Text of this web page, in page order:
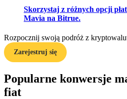
Zarabiać
Skorzystaj z różnych opcji
Mavia na Bitrue.
Rozpocznij swoją podróż z
Zarejestruj się
Popularne konwersje
fiat